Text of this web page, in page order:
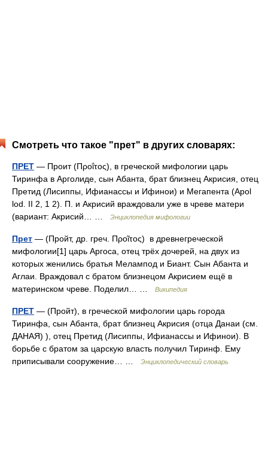
Смотреть что такое "прет" в других словарях:
ПРЕТ — Проит (Προΐτος), в греческой мифологии царь
Тиринфа в Арголиде, сын Абанта, брат близнец Акрисия, отец
Претид (Лисиппы, Ифианассы и Ифинои) и Мегапента (Apol
lod. II 2, 1 2). П. и Акрисий враждовали уже в чреве матери
(вариант: Акрисий… …
Энциклопедия мифологии
Прет — (Пройт, др. греч. Προῖτος) в древнегреческой
мифологии[1] царь Аргоса, отец трёх дочерей, на двух из
которых женились братья Мелампод и Биант. Сын Абанта и
Аглаи. Враждовал с братом близнецом Акрисием ещё в
материнском чреве. Поделил… …
Википедия
ПРЕТ — (Пройт), в греческой мифологии царь города
Тиринфа, сын Абанта, брат близнец Акрисия (отца Данаи (см.
ДАНАЯ) ), отец Претид (Лисиппы, Ифианассы и Ифинои). В
борьбе с братом за царскую власть получил Тиринф. Ему
приписывали сооружение… …
Энциклопедический словарь